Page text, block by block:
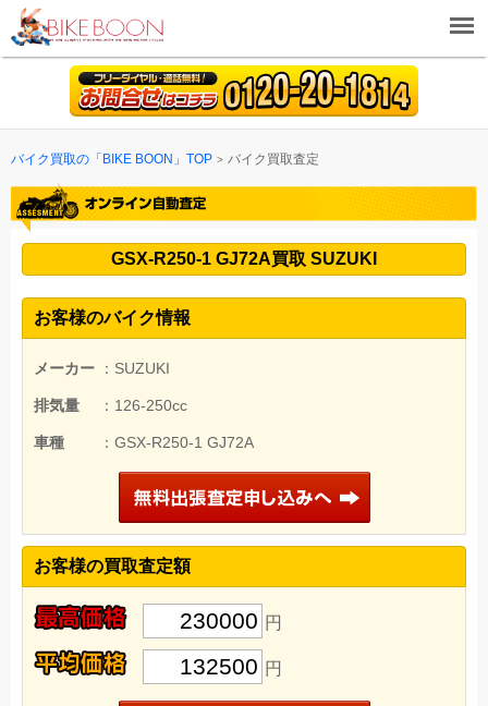
バイク買取の「BIKE BOON」TOP バイク買取査定
GSX-R250-1 GJ72A買取 SUZUKI
お客様のバイク情報
メーカー ：SUZUKI
排気量 ：126-250cc
車種 ：GSX-R250-1 GJ72A
お客様の買取査定額
230000 円
132500 円